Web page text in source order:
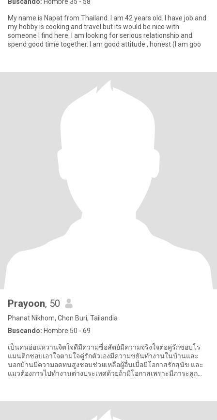
My name is Napat from Thailand. I am 42 years old. I have job and
my hobby is cooking and travel but its would be nice with
someone I find here. I am looking for serious relationship and
spend good time together. I am good attitude , honest (I am goo
Prayoon, 50
Phanat Nikhom, Chon Buri, Tailandia
Buscando: Hombre 50 - 69
เป็นคนอ่อนหวานจิตใจดีมีความซื่อสัตย์มีความจริงใจต่อคู่รักชอบโร
แมนติกชอบเอาใจตามใจคู่รักตัวเองมีความขยันทำงานในบ้านและ
นอกบ้านมีความอดทนสูงชอบช่วยเหลือผู้อื่นเมื่อมีโอกาสรักสุนัข และ
แมวต้องการไปทำงานต่างประเทศด้วยถ้ามีโอกาสเพราะมีภาระลูก